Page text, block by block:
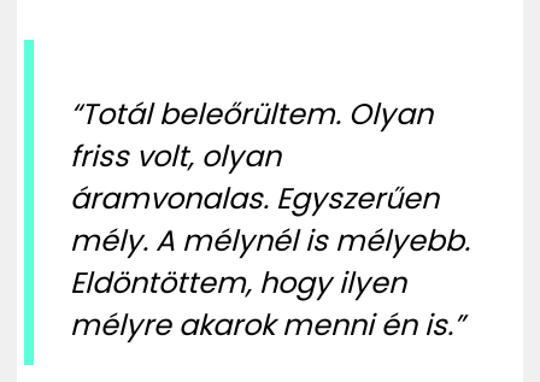
“Totál beleőrültem. Olyan
friss volt, olyan
áramvonalas. Egyszerűen
mély. A mélynél is mélyebb.
Eldöntöttem, hogy ilyen
mélyre akarok menni én is.”